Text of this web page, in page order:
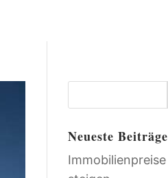
Neueste Beiträge
Immobilienpreise